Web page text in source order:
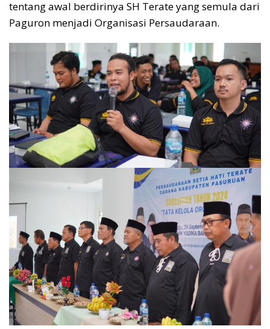
tentang awal berdirinya SH Terate yang semula dari
Paguron menjadi Organisasi Persaudaraan.